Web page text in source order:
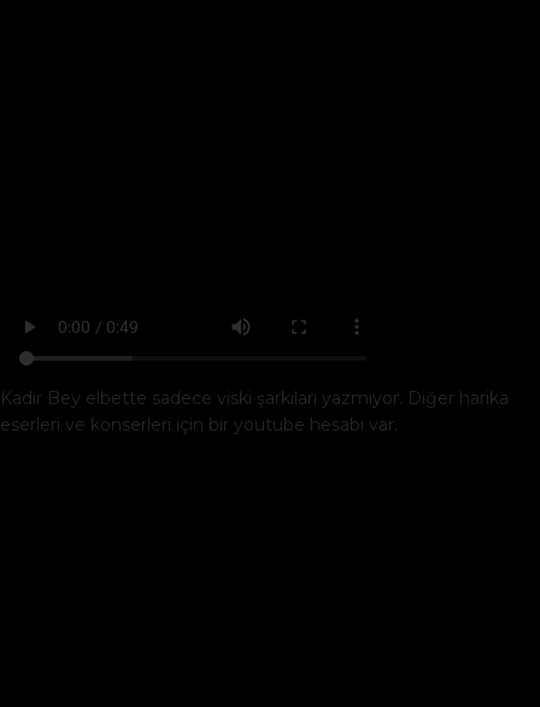
Kadir Bey elbette sadece viski şarkıları yazmıyor. Diğer harika
eserleri ve konserleri için bir youtube hesabı var.